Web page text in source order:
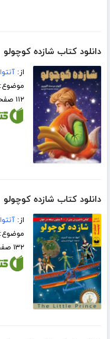
دانلود کتاب شازده کوچولو
از:
موضوع:
۱۱۲ صفحه
دانلود کتاب شازده کوچولو
از:
موضوع:
۱۳۲ صفحه